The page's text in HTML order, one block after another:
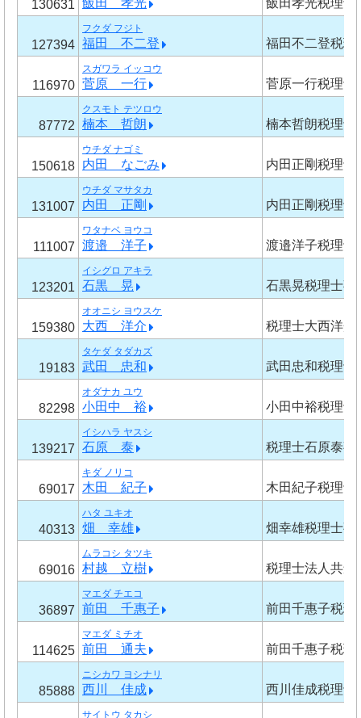
130631 飯田 孝光 飯田孝光税理士
127394
フクダ フジト
福田 不二登 福田不二登税理
116970
スガワラ イッコウ
菅原 一行 菅原一行税理士
87772
クスモト テツロウ
楠本 哲朗 楠本哲朗税理士
150618
ウチダ ナゴミ
内田 なごみ 内田正剛税理士
131007
ウチダ マサタカ
内田 正剛 内田正剛税理士
111007
ワタナベ ヨウコ
渡邉 洋子 渡邉洋子税理士
123201
イシグロ アキラ
石黒 晃 石黒晃税理士事
159380
オオニシ ヨウスケ
大西 洋介 税理士大西洋介
19183
タケダ タダカズ
武田 忠和 武田忠和税理士
82298
オダナカ ユウ
小田中 裕 小田中裕税理士
139217
イシハラ ヤスシ
石原 泰 税理士石原泰事
69017
キダ ノリコ
木田 紀子 木田紀子税理士
40313
ハタ ユキオ
畑 幸雄 畑幸雄税理士事
69016
ムラコシ タツキ
村越 立樹 税理士法人共創
36897
マエダ チエコ
前田 千惠子 前田千惠子税理
114625
マエダ ミチオ
前田 通夫 前田千惠子税理
85888
ニシカワ ヨシナリ
西川 佳成 西川佳成税理士
サイトウ タカシ